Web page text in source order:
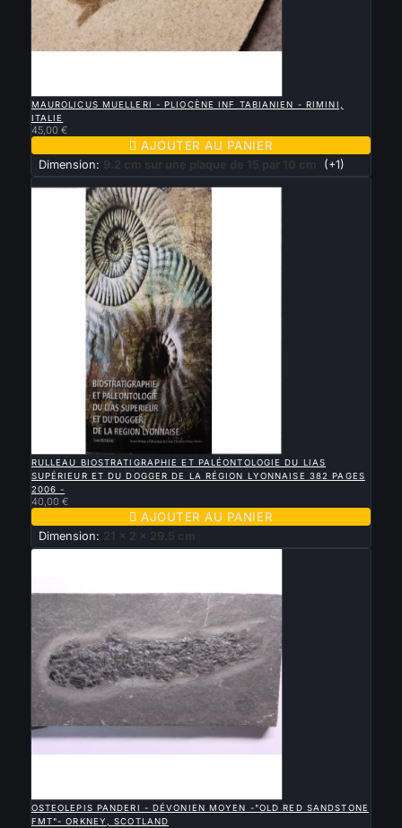
MAUROLICUS MUELLERI - PLIOCÈNE INF TABIANIEN - RIMINI,
ITALIE
45,00 €
 AJOUTER AU PANIER
Dimension: 9.2 cm sur une plaque de 15 par 10 cm (+1)
Nouveau
RULLEAU BIOSTRATIGRAPHIE ET PALÉONTOLOGIE DU LIAS
SUPÉRIEUR ET DU DOGGER DE LA RÉGION LYONNAISE 382 PAGES
2006 -
40,00 €
 AJOUTER AU PANIER
Dimension: 21 x 2 x 29.5 cm
OSTEOLEPIS PANDERI - DÉVONIEN MOYEN -"OLD RED SANDSTONE
FMT"- ORKNEY, SCOTLAND